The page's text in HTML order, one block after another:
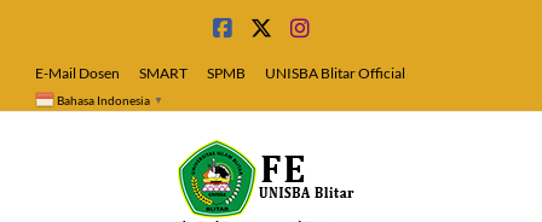
E-Mail Dosen SMART SPMB UNISBA Blitar Official
Bahasa Indonesia ▼